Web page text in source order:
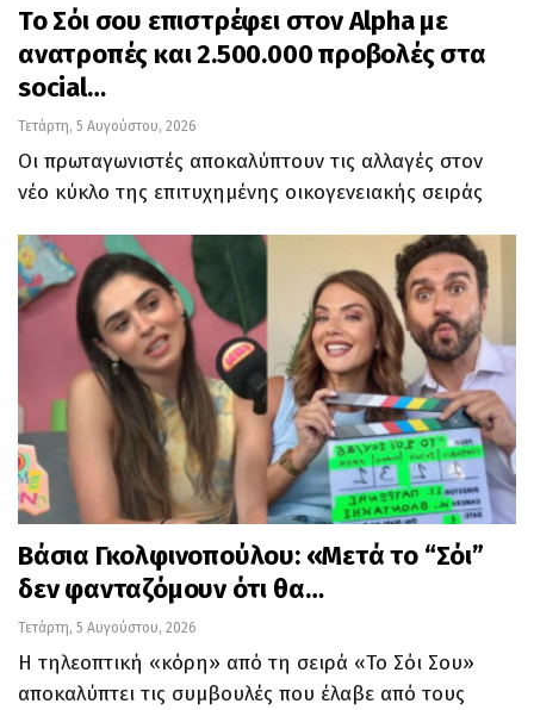
Το Σόι σου επιστρέφει στον Alpha με
ανατροπές και 2.500.000 προβολές στα
social…
Τετάρτη, 5 Αυγούστου, 2026
Οι πρωταγωνιστές αποκαλύπτουν τις αλλαγές στον
νέο κύκλο της επιτυχημένης οικογενειακής σειράς
Βάσια Γκολφινοπούλου: «Μετά το “Σόι”
δεν φανταζόμουν ότι θα…
Τετάρτη, 5 Αυγούστου, 2026
Η τηλεοπτική «κόρη» από τη σειρά «Το Σόι Σου»
αποκαλύπτει τις συμβουλές που έλαβε από τους